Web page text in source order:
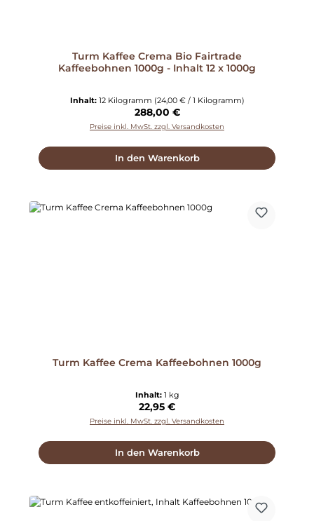
Turm Kaffee Crema Bio Fairtrade
Kaffeebohnen 1000g - Inhalt 12 x 1000g
Inhalt: 12 Kilogramm (24,00 € / 1 Kilogramm)
Regulärer Preis:
288,00 €
Preise inkl. MwSt. zzgl. Versandkosten
In den Warenkorb
Turm Kaffee Crema Kaffeebohnen 1000g
Inhalt: 1 kg
Regulärer Preis:
22,95 €
Preise inkl. MwSt. zzgl. Versandkosten
In den Warenkorb